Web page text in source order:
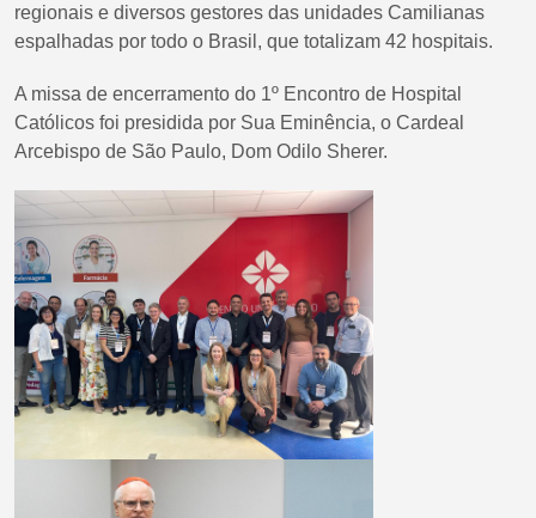
regionais e diversos gestores das unidades Camilianas
espalhadas por todo o Brasil, que totalizam 42 hospitais.
A missa de encerramento do 1º Encontro de Hospital
Católicos foi presidida por Sua Eminência, o Cardeal
Arcebispo de São Paulo, Dom Odilo Sherer.